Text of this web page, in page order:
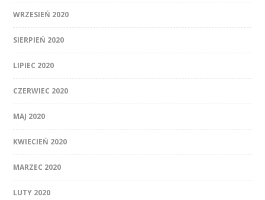
WRZESIEŃ 2020
SIERPIEŃ 2020
LIPIEC 2020
CZERWIEC 2020
MAJ 2020
KWIECIEŃ 2020
MARZEC 2020
LUTY 2020